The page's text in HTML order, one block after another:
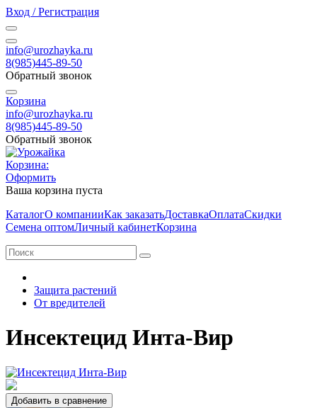
Вход / Регистрация
info@urozhayka.ru
8(985)445-89-50
Обратный звонок
Корзина
info@urozhayka.ru
8(985)445-89-50
Обратный звонок
Корзина:
Оформить
Ваша корзина пуста
КаталогО компанииКак заказатьДоставкаОплатаСкидки
Семена оптомЛичный кабинетКорзина
Защита растений
От вредителей
Инсектецид Инта-Вир
Добавить в сравнение